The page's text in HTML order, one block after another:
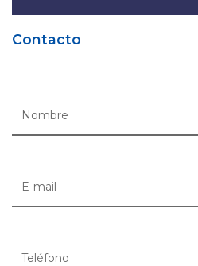
Contacto